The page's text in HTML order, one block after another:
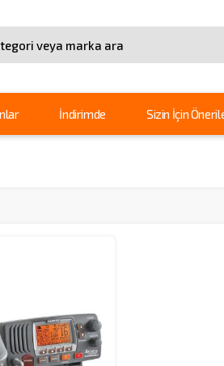
İndirimde Sizin İçin